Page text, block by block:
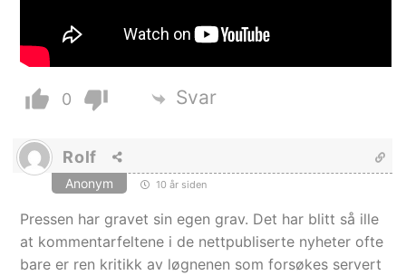
0 Svar
Rolf
Anonym 10 år siden
Pressen har gravet sin egen grav. Det har blitt så ille
at kommentarfeltene i de nettpubliserte nyheter ofte
bare er ren kritikk av løgnenen som forsøkes servert